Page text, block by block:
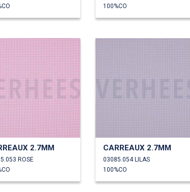
100%CO
2.7MM
ROSE
CARREAUX 2.7MM
03085.054 LILAS
100%CO